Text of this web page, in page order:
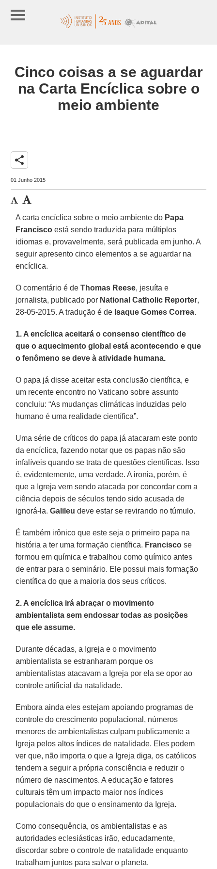
Cinco coisas a se aguardar
na Carta Encíclica sobre o
meio ambiente
share
01 Junho 2015
A carta encíclica sobre o meio ambiente do Papa
Francisco está sendo traduzida para múltiplos
idiomas e, provavelmente, será publicada em junho. A
seguir apresento cinco elementos a se aguardar na
encíclica.
O comentário é deThomas Reese, jesuíta e
jornalista, publicado por National Catholic Reporter,
28-05-2015. A tradução é de Isaque Gomes Correa.
1. A encíclica aceitará o consenso científico de
que o aquecimento global está acontecendo e que
o fenômeno se deve à atividade humana.
O papa já disse aceitar esta conclusão científica, e
um recente encontro no Vaticano sobre assunto
concluiu: “As mudanças climáticas induzidas pelo
humano é uma realidade científica”.
Uma série de críticos do papa já atacaram este ponto
da encíclica, fazendo notar que os papas não são
infalíveis quando se trata de questões científicas. Isso
é, evidentemente, uma verdade. A ironia, porém, é
que a Igreja vem sendo atacada por concordar com a
ciência depois de séculos tendo sido acusada de
ignorá-la.Galileu deve estar se revirando no túmulo.
É também irônico que este seja o primeiro papa na
história a ter uma formação científica. Francisco se
formou em química e trabalhou como químico antes
de entrar para o seminário. Ele possui mais formação
científica do que a maioria dos seus críticos.
2. A encíclica irá abraçar o movimento
ambientalista sem endossar todas as posições
que ele assume.
Durante décadas, a Igreja e o movimento
ambientalista se estranharam porque os
ambientalistas atacavam a Igreja por ela se opor ao
controle artificial da natalidade.
Embora ainda eles estejam apoiando programas de
controle do crescimento populacional, números
menores de ambientalistas culpam publicamente a
Igreja pelos altos índices de natalidade. Eles podem
ver que, não importa o que a Igreja diga, os católicos
tendem a seguir a própria consciência e reduzir o
número de nascimentos. A educação e fatores
culturais têm um impacto maior nos índices
populacionais do que o ensinamento da Igreja.
Como consequência, os ambientalistas e as
autoridades eclesiásticas irão, educadamente,
discordar sobre o controle de natalidade enquanto
trabalham juntos para salvar o planeta.